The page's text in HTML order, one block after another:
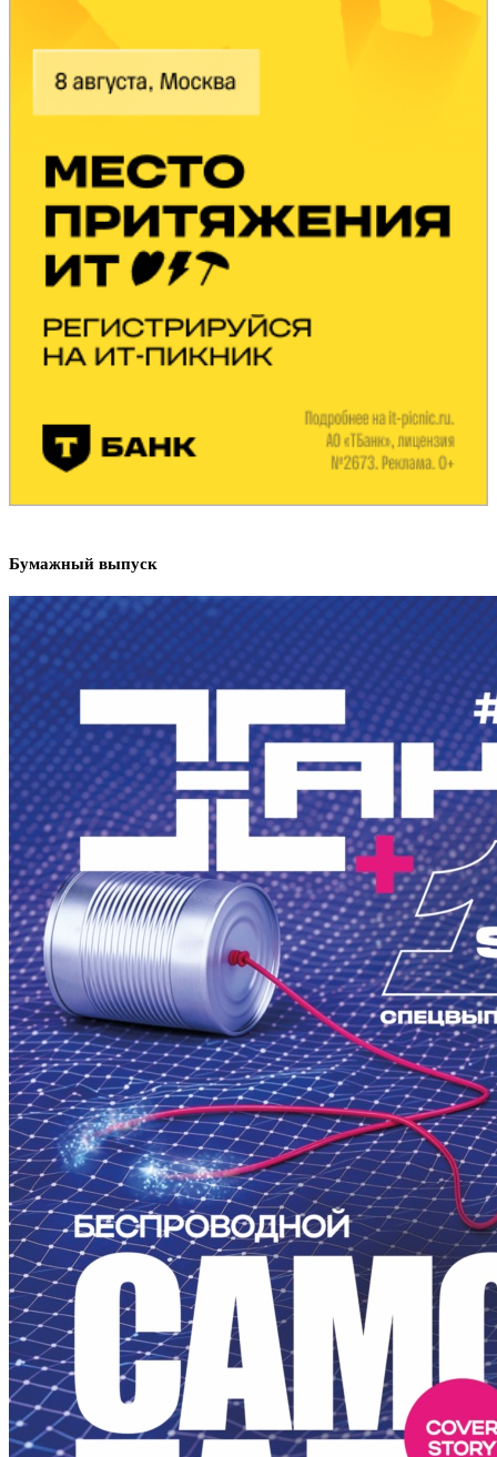
Бумажный выпуск